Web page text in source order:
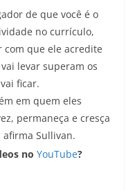
de que você é o
no currículo,
com que ele acredite
levar superam os
ficar.
em quem eles
permaneça e cresça
afirma Sullivan.
no YouTube?